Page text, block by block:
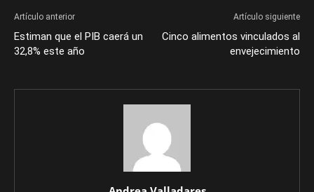
Artículo anterior
Estiman que el PIB caerá un
32,8% este año
Artículo siguiente
Cinco alimentos vinculados al
envejecimiento